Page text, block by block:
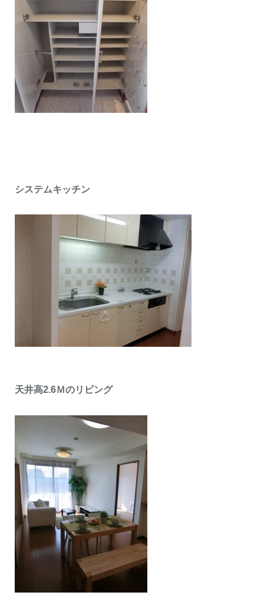
システムキッチン
天井高2.6Ｍのリビング